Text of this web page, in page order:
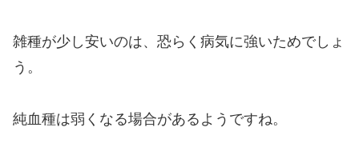
雑種が少し安いのは、恐らく病気に強いためでしょ
う。
純血種は弱くなる場合があるようですね。